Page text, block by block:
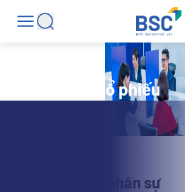
Tin tức mã cổ phiếu
BLI: Thay đổi nhân sự